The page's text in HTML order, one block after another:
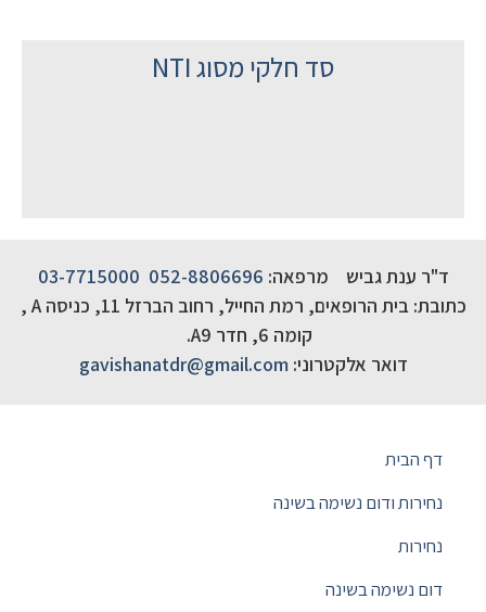
סד חלקי מסוג NTI
ד"ר ענת גביש מרפאה: 052-8806696
03-7715000
כתובת: בית הרופאים, רמת החייל, רחוב הברזל 11, כניסה A ,
קומה 6, חדר A9.
דואר אלקטרוני:gavishanatdr@gmail.com
דף הבית
נחירות ודום נשימה בשינה
נחירות
דום נשימה בשינה